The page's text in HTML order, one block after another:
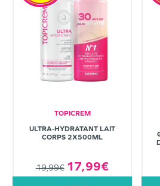
TOPICREM
ULTRA-HYDRATANT LAIT
CORPS 2X500ML
19,99€ 17,99€